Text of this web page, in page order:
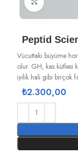
Peptid
Vücuttaki büyüme
olur. GH, kas kütlesi
iyilik hali gibi birçok
₺2.300,00